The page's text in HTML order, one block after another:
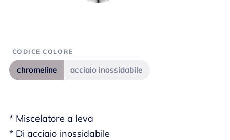
* Miscelatore a leva
* Di acciaio inossidabile
CODICE COLORE
chromeline acciaio inossidabile